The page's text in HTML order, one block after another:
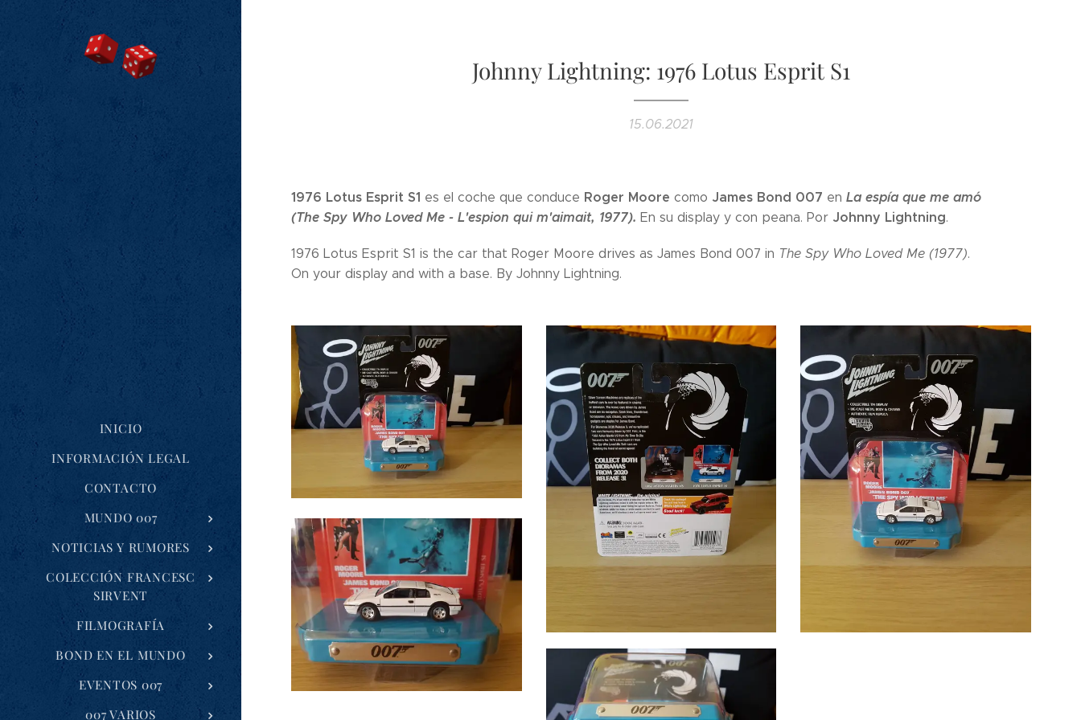
INICIO
INFORMACIÓN LEGAL
CONTACTO
MUNDO 007
NOTICIAS Y RUMORES
COLECCIÓN FRANCESC
SIRVENT
FILMOGRAFÍA
BOND EN EL MUNDO
EVENTOS 007
007 VARIOS
Johnny Lightning: 1976 Lotus Esprit S1
15.06.2021
1976 Lotus Esprit S1 es el coche que conduce Roger Moore como James Bond 007 en La espía que me amó
(The Spy Who Loved Me - L'espion qui m'aimait, 1977). En su display y con peana. Por Johnny Lightning.
1976 Lotus Esprit S1 is the car that Roger Moore drives as James Bond 007 in The Spy Who Loved Me (1977).
On your display and with a base. By Johnny Lightning.